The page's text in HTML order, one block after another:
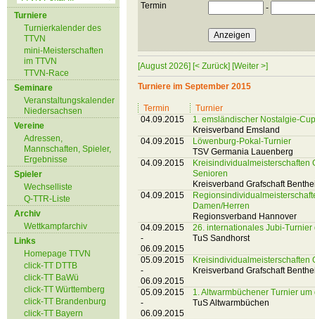
Turniere
Turnierkalender des
TTVN
mini-Meisterschaften
im TTVN
TTVN-Race
Seminare
Veranstaltungskalender
Niedersachsen
Vereine
Adressen,
Mannschaften, Spieler,
Ergebnisse
Spieler
Wechselliste
Q-TTR-Liste
Archiv
Wettkampfarchiv
Links
Homepage TTVN
click-TT DTTB
click-TT BaWü
click-TT Württemberg
click-TT Brandenburg
click-TT Bayern
Termin
-
[August 2026] [< Zurück] [Weiter >]
Turniere im September 2015
Termin
Turnier
04.09.2015
1. emsländischer Nostalgie-Cup
Kreisverband Emsland
04.09.2015
Löwenburg-Pokal-Turnier
TSV Germania Lauenberg
04.09.2015
Kreisindividualmeisterschaften
Senioren
Kreisverband Grafschaft
04.09.2015
Damen/Herren
Regionsverband Hannover
04.09.2015
-
06.09.2015
26. internationales Jubi-Turnier
TuS Sandhorst
05.09.2015
-
06.09.2015
Kreisindividualmeisterschaften
Kreisverband Grafschaft
05.09.2015
-
06.09.2015
1. Altwarmbüchener Turnier
TuS Altwarmbüchen